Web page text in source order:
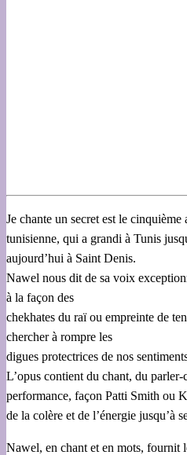
Je chante un secret est le
tunisienne, qui a grandi à Tunis
aujourd’hui à Saint Denis.
Nawel nous dit de sa voix
à la façon des
chekhates du raï ou empreinte de
chercher à rompre les
digues protectrices de nos
L’opus contient du chant, du
performance, façon Patti Smith ou
de la colère et de l’énergie jusqu’à
Nawel, en chant et en mots, fournit